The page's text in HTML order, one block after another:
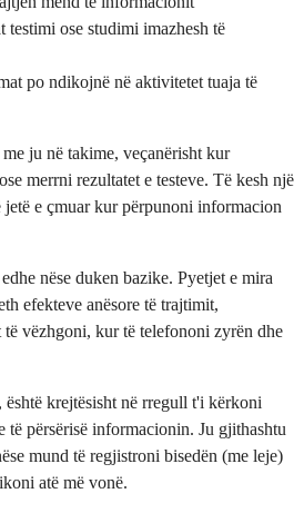
testimi ose studimi imazhesh të
po ndikojnë në aktivitetet tuaja të
ju në takime, veçanërisht kur
merrni rezultatet e testeve. Të kesh një
jetë e çmuar kur përpunoni informacion
nëse duken bazike. Pyetjet e mira
efekteve anësore të trajtimit,
vëzhgoni, kur të telefononi zyrën dhe
krejtësisht në rregull t'i kërkoni
të përsërisë informacionin. Ju gjithashtu
mund të regjistroni bisedën (me leje)
atë më vonë.